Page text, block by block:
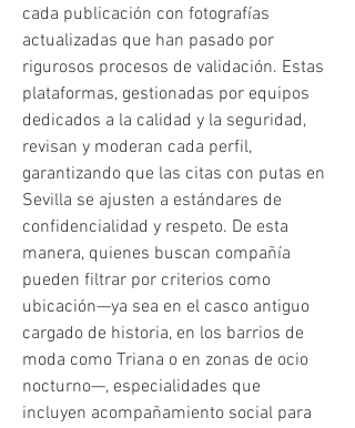
cada publicación con fotografías
actualizadas que han pasado por
rigurosos procesos de validación. Estas
plataformas, gestionadas por equipos
dedicados a la calidad y la seguridad,
revisan y moderan cada perfil,
garantizando que las citas con putas en
Sevilla se ajusten a estándares de
confidencialidad y respeto. De esta
manera, quienes buscan compañía
pueden filtrar por criterios como
ubicación—ya sea en el casco antiguo
cargado de historia, en los barrios de
moda como Triana o en zonas de ocio
nocturno—, especialidades que
incluyen acompañamiento social para